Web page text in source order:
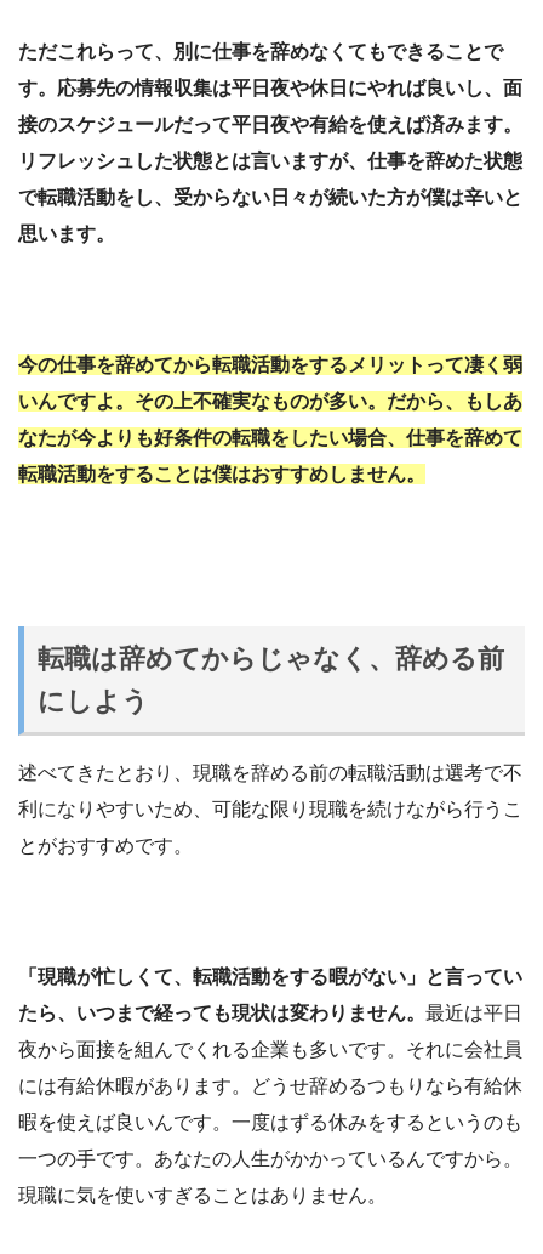
ただこれらって、別に仕事を辞めなくてもできることで
す。応募先の情報収集は平日夜や休日にやれば良いし、面
接のスケジュールだって平日夜や有給を使えば済みます。
リフレッシュした状態とは言いますが、仕事を辞めた状態
で転職活動をし、受からない日々が続いた方が僕は辛いと
思います。
今の仕事を辞めてから転職活動をするメリットって凄く弱
いんですよ。その上不確実なものが多い。だから、もしあ
なたが今よりも好条件の転職をしたい場合、仕事を辞めて
転職活動をすることは僕はおすすめしません。
転職は辞めてからじゃなく、辞める前
にしよう
述べてきたとおり、現職を辞める前の転職活動は選考で不
利になりやすいため、可能な限り現職を続けながら行うこ
とがおすすめです。
「現職が忙しくて、転職活動をする暇がない」と言ってい
たら、いつまで経っても現状は変わりません。 最近は平日
夜から面接を組んでくれる企業も多いです。それに会社員
には有給休暇があります。どうせ辞めるつもりなら有給休
暇を使えば良いんです。一度はずる休みをするというのも
一つの手です。あなたの人生がかかっているんですから。
現職に気を使いすぎることはありません。